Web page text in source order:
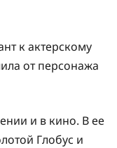
к актерскому
от персонажа
и в кино. В ее
Глобус и